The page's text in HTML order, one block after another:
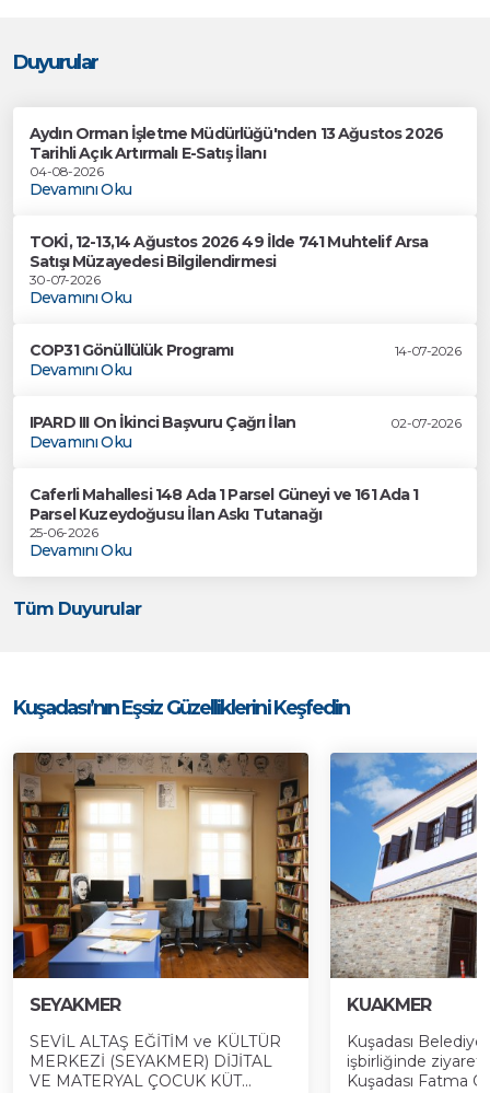
Duyurular
Aydın Orman İşletme Müdürlüğü'nden 13 Ağustos 2026
Tarihli Açık Artırmalı E-Satış İlanı
04-08-2026
Devamını Oku
TOKİ, 12-13,14 Ağustos 2026 49 İlde 741 Muhtelif Arsa
Satışı Müzayedesi Bilgilendirmesi
30-07-2026
Devamını Oku
COP31 Gönüllülük Programı 14-07-2026
Devamını Oku
IPARD III On İkinci Başvuru Çağrı İlan 02-07-2026
Devamını Oku
Caferli Mahallesi 148 Ada 1 Parsel Güneyi ve 161 Ada 1
Parsel Kuzeydoğusu İlan Askı Tutanağı
25-06-2026
Devamını Oku
Tüm Duyurular
Kuşadası’nın Eşsiz Güzelliklerini Keşfedin
SEYAKMER
SEVİL ALTAŞ EĞİTİM ve KÜLTÜR
MERKEZİ (SEYAKMER) DİJİTAL
VE MATERYAL ÇOCUK KÜT...
KUAKMER
Kuşadası
işbirliğinde
Kuşadası Fatma